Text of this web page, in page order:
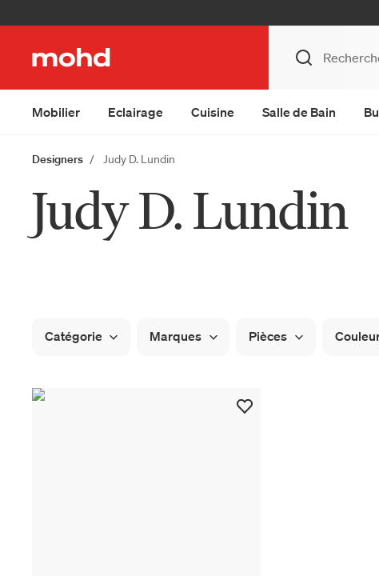
Mobilier Eclairage Cuisine Salle de Bain
Designers Judy D. Lundin
Judy D. Lundin
Catégorie Marques Pièces